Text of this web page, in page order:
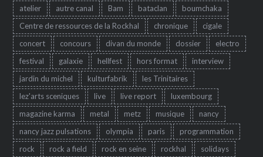
atelier autre canal Bam bataclan
boumchaka
Centre de ressources de la Rockhal
chronique
cigale
concert
concours divan du monde dossier
electro
festival
galaxie hellfest hors format
interview
jardin du michel
kulturfabrik
les Trinitaires
lez'arts sceniques
live live report
luxembourg
magazine karma
metal metz musique
nancy
nancy jazz pulsations
olympia paris
programmation
rock
rock a field rock en seine rockhal
solidays